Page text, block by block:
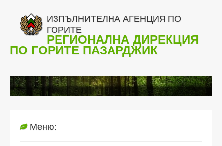
ИЗПЪЛНИТЕЛНА АГЕНЦИЯ ПО
ГОРИТЕ
РЕГИОНАЛНА ДИРЕКЦИЯ
ПО ГОРИТЕ ПАЗАРДЖИК
Меню: